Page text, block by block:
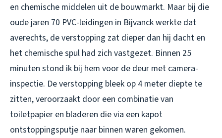
en chemische middelen uit de bouwmarkt. Maar bij die
oude jaren 70 PVC-leidingen in Bijvanck werkte dat
averechts, de verstopping zat dieper dan hij dacht en
het chemische spul had zich vastgezet. Binnen 25
minuten stond ik bij hem voor de deur met camera-
inspectie. De verstopping bleek op 4 meter diepte te
zitten, veroorzaakt door een combinatie van
toiletpapier en bladeren die via een kapot
ontstoppingsputje naar binnen waren gekomen.